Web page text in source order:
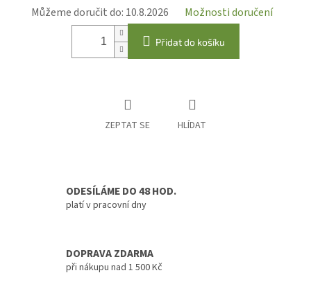
Můžeme doručit do: 10.8.2026 Možnosti doručení
Přidat do košíku
ZEPTAT SE HLÍDAT
ODESÍLÁME DO 48 HOD.
platí v pracovní dny
DOPRAVA ZDARMA
při nákupu nad 1 500 Kč